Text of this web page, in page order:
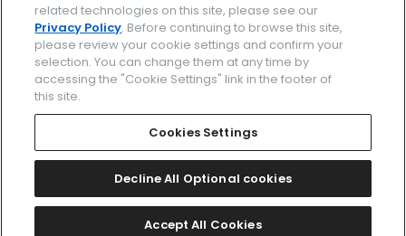
企業情報 ご利用規約
プライバシーポリシー Cookies Settings
Amazon PayはAmazon.com, Inc.またはその関連会社の商標です。
2026 CITIZEN WATCH CO., LTD.
related technologies on this site, please see our
Privacy Policy. Before continuing to browse this site,
please review your cookie settings and confirm your
selection. You can change them at any time by
accessing the "Cookie Settings" link in the footer of
this site.
Cookies Settings
Decline All Optional cookies
Accept All Cookies